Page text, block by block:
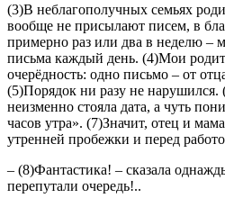
(3)В неблагополучных семьях
вообще не присылают писем, в
примерно раз или два в неделю –
письма каждый день. (4)Мои
очерёдность: одно письмо – от
(5)Порядок ни разу не нарушился.
неизменно стояла дата, а чуть
часов утра». (7)Значит, отец и
утренней пробежки и перед
– (8)Фантастика! – сказала
перепутали очередь!..